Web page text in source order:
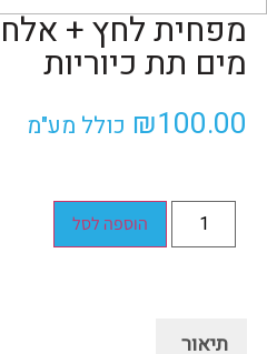
מפחית לחץ +
מים תת כיוריות
₪100.00 כולל מע"מ
הוספה לסל
תיאור